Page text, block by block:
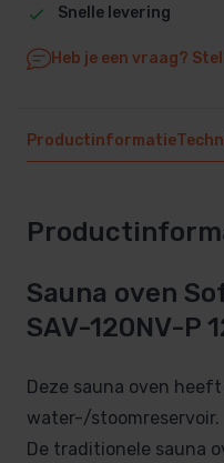
Snelle levering
Heb je een vraag?
Productinformatie
Sauna oven
SAV-120NV-P
Deze sauna oven
water-/stoomreservoir.
De traditionele sauna